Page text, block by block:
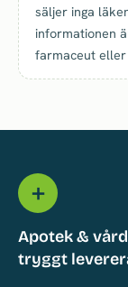
säljer inga
informationen
farmaceut
＋
Apotek &
tryggt